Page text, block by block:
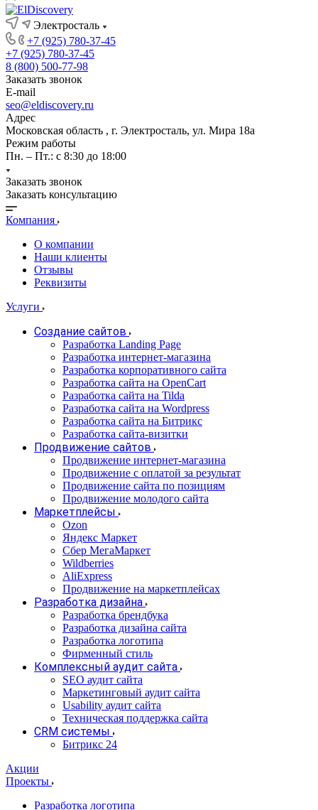
Электросталь
+7 (925) 780-37-45
+7 (925) 780-37-45
8 (800) 500-77-98
Заказать звонок
E-mail
seo@eldiscovery.ru
Адрес
Московская область , г. Электросталь, ул. Мира 18а
Режим работы
Пн. – Пт.: с 8:30 до 18:00
Заказать звонок
Заказать консультацию
Компания
О компании
Наши клиенты
Отзывы
Реквизиты
Услуги
Создание сайтов
Разработка Landing Page
Разработка интернет-магазина
Разработка корпоративного сайта
Разработка сайта на OpenCart
Разработка сайта на Tilda
Разработка сайта на Wordpress
Разработка сайта на Битрикс
Разработка сайта-визитки
Продвижение сайтов
Продвижение интернет-магазина
Продвижение с оплатой за результат
Продвижение сайта по позициям
Продвижение молодого сайта
Маркетплейсы
Ozon
Яндекс Маркет
Сбер МегаМаркет
Wildberries
AliExpress
Продвижение на маркетплейсах
Разработка дизайна
Разработка брендбука
Разработка дизайна сайта
Разработка логотипа
Фирменный стиль
Комплексный аудит сайта
SEO аудит сайта
Маркетинговый аудит сайта
Usability аудит сайта
Техническая поддержка сайта
CRM системы
Битрикс 24
Акции
Проекты
Разработка логотипа